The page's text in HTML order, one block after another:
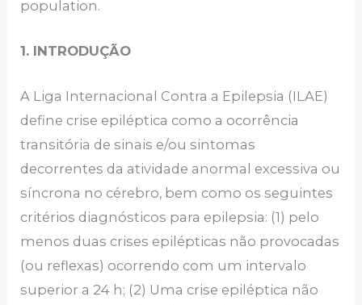
population.
1. INTRODUÇÃO
A Liga Internacional Contra a Epilepsia (ILAE)
define crise epiléptica como a ocorrência
transitória de sinais e/ou sintomas
decorrentes da atividade anormal excessiva ou
síncrona no cérebro, bem como os seguintes
critérios diagnósticos para epilepsia: (1) pelo
menos duas crises epilépticas não provocadas
(ou reflexas) ocorrendo com um intervalo
superior a 24 h; (2) Uma crise epiléptica não